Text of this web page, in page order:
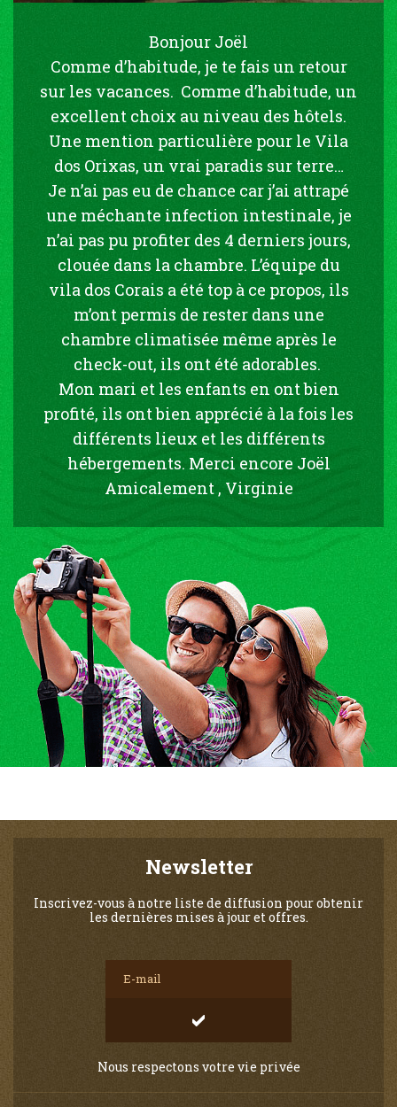
Bonjour Joël
Comme d’habitude, je te fais un retour
sur les vacances. Comme d’habitude, un
excellent choix au niveau des hôtels.
Une mention particulière pour le Vila
dos Orixas, un vrai paradis sur terre…
Je n’ai pas eu de chance car j’ai attrapé
une méchante infection intestinale, je
n’ai pas pu profiter des 4 derniers jours,
clouée dans la chambre. L’équipe du
vila dos Corais a été top à ce propos, ils
m’ont permis de rester dans une
chambre climatisée même après le
check-out, ils ont été adorables.
Mon mari et les enfants en ont bien
profité, ils ont bien apprécié à la fois les
différents lieux et les différents
hébergements. Merci encore Joël
Amicalement , Virginie
Newsletter
Inscrivez-vous à notre liste de diffusion pour obtenir
les dernières mises à jour et offres.
Nous respectons votre vie privée